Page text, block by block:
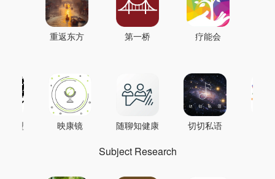
重返东方 第一桥 疗能会
模型 映康镜 随聊知健康 切切私语
Subject Research